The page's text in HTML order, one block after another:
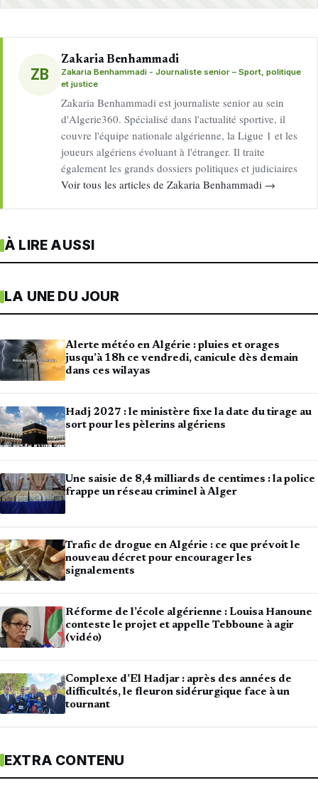
ZB
Zakaria Benhammadi
Zakaria Benhammadi - Journaliste senior – Sport, politique
et justice
Zakaria Benhammadi est journaliste senior au sein
d'Algerie360. Spécialisé dans l'actualité sportive, il
couvre l'équipe nationale algérienne, la Ligue 1 et les
joueurs algériens évoluant à l'étranger. Il traite
également les grands dossiers politiques et judiciaires
Voir tous les articles de Zakaria Benhammadi →
À LIRE AUSSI
LA UNE DU JOUR
Alerte météo en Algérie : pluies et orages
jusqu’à 18h ce vendredi, canicule dès demain
dans ces wilayas
Hadj 2027 : le ministère fixe la date du tirage au
sort pour les pèlerins algériens
Une saisie de 8,4 milliards de centimes : la police
frappe un réseau criminel à Alger
Trafic de drogue en Algérie : ce que prévoit le
nouveau décret pour encourager les
signalements
Réforme de l’école algérienne : Louisa Hanoune
conteste le projet et appelle Tebboune à agir
(vidéo)
Complexe d’El Hadjar : après des années de
difficultés, le fleuron sidérurgique face à un
tournant
EXTRA CONTENU